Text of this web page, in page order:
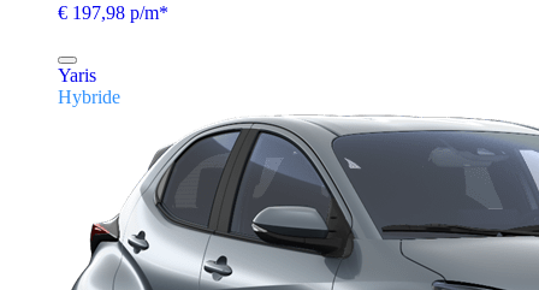
€ 197,98 p/m*
Yaris
Hybride